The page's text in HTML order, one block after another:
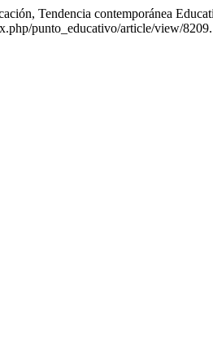
Tendencia contemporánea
punto_educativo/article/view/8209.